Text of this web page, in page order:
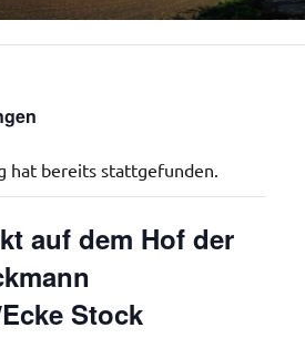
hat bereits stattgefunden.
auf dem Hof der
Stock